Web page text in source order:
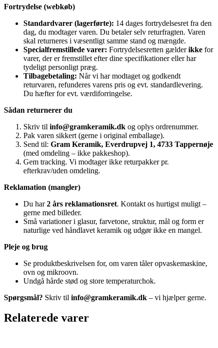
Fortrydelse (webkøb)
Standardvarer (lagerførte): 14 dages fortrydelsesret fra den
dag, du modtager varen. Du betaler selv returfragten. Varen
skal returneres i væsentligt samme stand og mængde.
Specialfremstillede varer: Fortrydelsesretten gælderikke for
varer, der er fremstillet efter dine specifikationer eller har
tydeligt personligt præg.
Tilbagebetaling: Når vi har modtaget og godkendt
returvaren, refunderes varens pris og evt. standardlevering.
Du hæfter for evt. værdiforringelse.
Sådan returnerer du
Skriv til info@gramkeramik.dk og oplys ordrenummer.
Pak varen sikkert (gerne i original emballage).
Send til: Gram Keramik, Everdrupvej 1, 4733 Tappernøje
(med omdeling – ikke pakkeshop).
Gem tracking. Vi modtager ikke returpakker pr.
efterkrav/uden omdeling.
Reklamation (mangler)
Du har2 års reklamationsret. Kontakt os hurtigst muligt –
gerne med billeder.
Små variationer i glasur, farvetone, struktur, mål og form er
naturlige ved håndlavet keramik og udgør ikke en mangel.
Pleje og brug
Se produktbeskrivelsen for, om varen tåler opvaskemaskine,
ovn og mikroovn.
Undgå hårde stød og store temperaturchok.
Spørgsmål? Skriv til info@gramkeramik.dk – vi hjælper gerne.
Relaterede varer